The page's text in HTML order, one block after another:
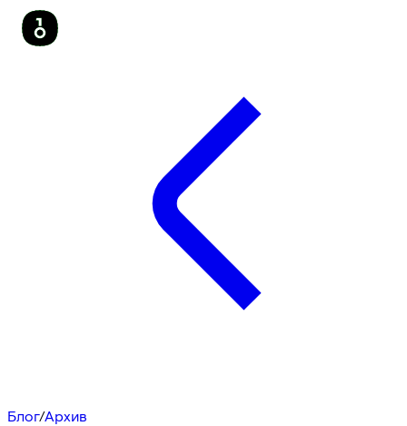
Блог/Архив